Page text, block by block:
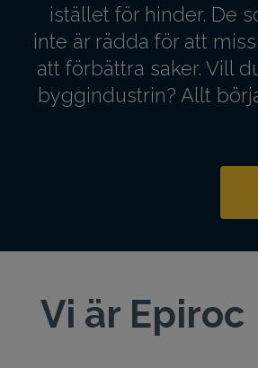
istället för hinder. De
inte är rädda för att
att förbättra saker. Vill
byggindustrin? Allt
Vi är Epiroc